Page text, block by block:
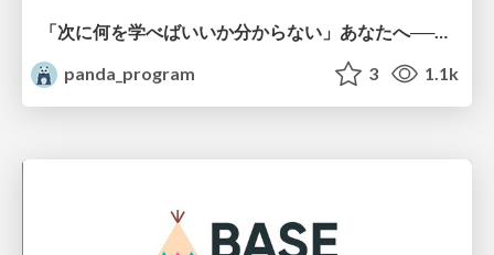
「次に何を学べばいいか分からない」あなたへ──若手エンジニアのための学習地図
panda_program
3 1.1k